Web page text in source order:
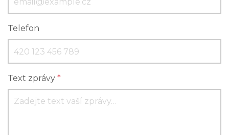
Telefon
Text zprávy *